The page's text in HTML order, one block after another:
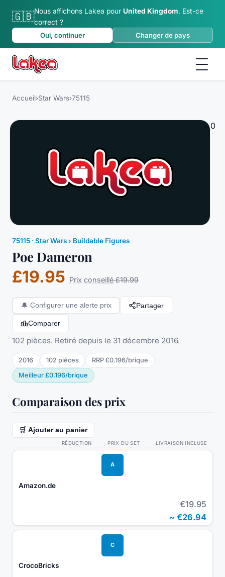
🇬🇧Nous affichons Lakea pour United Kingdom. Est-ce
correct ?
Oui, continuer
Changer de pays
Accueil›Star Wars›75115
0
75115 ·Star Wars› Buildable Figures
Poe Dameron
£19.95 Prix conseillé £19.99
🔔 Configurer une alerte prix Partager
Comparer
102 pièces. Retiré depuis le 31 décembre 2016.
2016 102 pièces RRP £0.196/brique
Meilleur £0.196/brique
Comparaison des prix
🛒 Ajouter au panier
RÉDUCTION PRIX DU SET LIVRAISON INCLUSE
A
Amazon.de
€19.95
~ €26.94
C
CrocoBricks